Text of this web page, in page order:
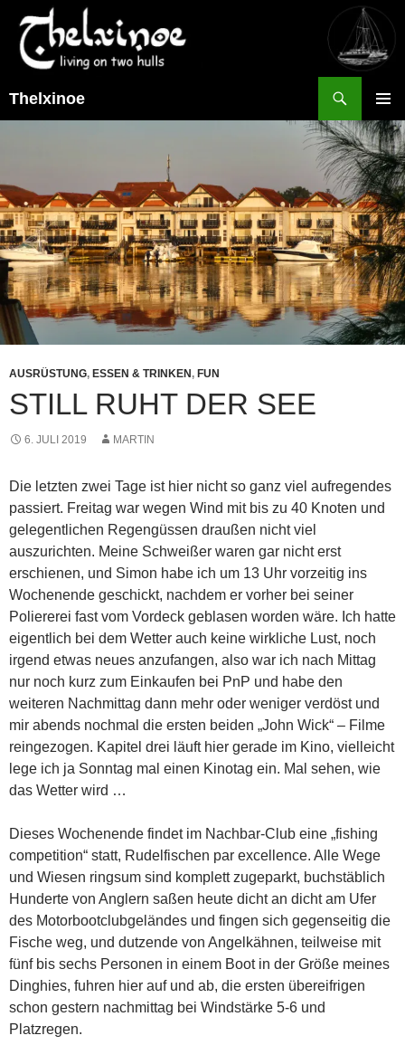
Thelxinoe
MENÜ
AUSRÜSTUNG, ESSEN & TRINKEN , FUN
STILL RUHT DER SEE
6. JULI 2019 MARTIN
Die letzten zwei Tage ist hier nicht so ganz viel aufregendes
passiert. Freitag war wegen Wind mit bis zu 40 Knoten und
gelegentlichen Regengüssen draußen nicht viel
auszurichten. Meine Schweißer waren gar nicht erst
erschienen, und Simon habe ich um 13 Uhr vorzeitig ins
Wochenende geschickt, nachdem er vorher bei seiner
Poliererei fast vom Vordeck geblasen worden wäre. Ich hatte
eigentlich bei dem Wetter auch keine wirkliche Lust, noch
irgend etwas neues anzufangen, also war ich nach Mittag
nur noch kurz zum Einkaufen bei PnP und habe den
weiteren Nachmittag dann mehr oder weniger verdöst und
mir abends nochmal die ersten beiden „John Wick“ – Filme
reingezogen. Kapitel drei läuft hier gerade im Kino, vielleicht
lege ich ja Sonntag mal einen Kinotag ein. Mal sehen, wie
das Wetter wird …
Dieses Wochenende findet im Nachbar-Club eine „fishing
competition“ statt, Rudelfischen par excellence. Alle Wege
und Wiesen ringsum sind komplett zugeparkt, buchstäblich
Hunderte von Anglern saßen heute dicht an dicht am Ufer
des Motorbootclubgeländes und fingen sich gegenseitig die
Fische weg, und dutzende von Angelkähnen, teilweise mit
fünf bis sechs Personen in einem Boot in der Größe meines
Dinghies, fuhren hier auf und ab, die ersten übereifrigen
schon gestern nachmittag bei Windstärke 5-6 und
Platzregen.